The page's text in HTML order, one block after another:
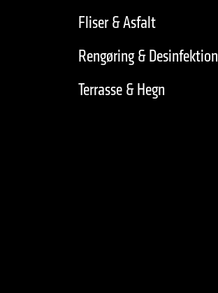
Fliser & Asfalt
Rengøring & Desinfektion
Terrasse & Hegn